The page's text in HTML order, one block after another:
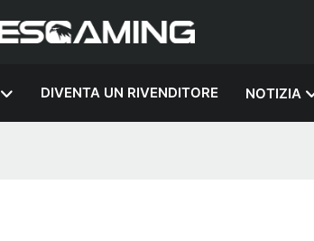
DIVENTA UN RIVENDITORE NOTIZIA